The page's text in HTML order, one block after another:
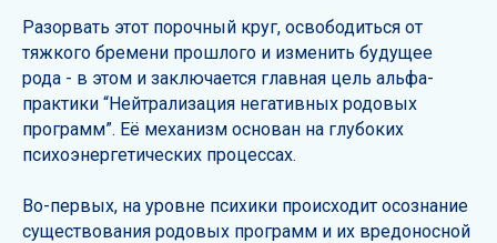
Разорвать этот порочный круг, освободиться от
тяжкого бремени прошлого и изменить будущее
рода - в этом и заключается главная цель альфа-
практики “Нейтрализация негативных родовых
программ”. Её механизм основан на глубоких
психоэнергетических процессах.
Во-первых, на уровне психики происходит осознание
существования родовых программ и их вредоносной